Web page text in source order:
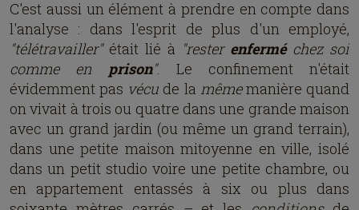
C'est aussi un élément à prendre en compte dans
l'analyse : dans l'esprit de plus d'un employé,
"télétravailler"était lié à "rester enferméchez soi
comme en prison". Le confinement n'était
évidemment pas vécu de la mêmemanière quand
on vivait à trois ou quatre dans une grande maison
avec un grand jardin (ou même un grand terrain),
dans une petite maison mitoyenne en ville, isolé
dans un petit studio voire une petite chambre, ou
en appartement entassés à six ou plus dans